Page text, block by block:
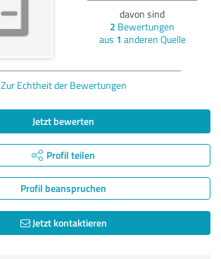
davon sind
2 Bewertungen
aus 1 anderen Quelle
Zur Echtheit der Bewertungen
Jetzt bewerten
Profil teilen
Profil beanspruchen
Jetzt kontaktieren